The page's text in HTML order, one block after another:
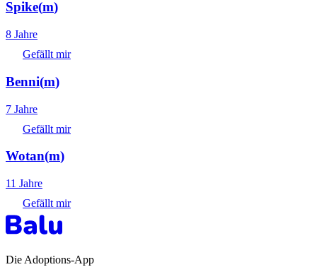
Spike(m)
8 Jahre
Gefällt mir
Benni(m)
7 Jahre
Gefällt mir
Wotan(m)
11 Jahre
Gefällt mir
Die Adoptions-App